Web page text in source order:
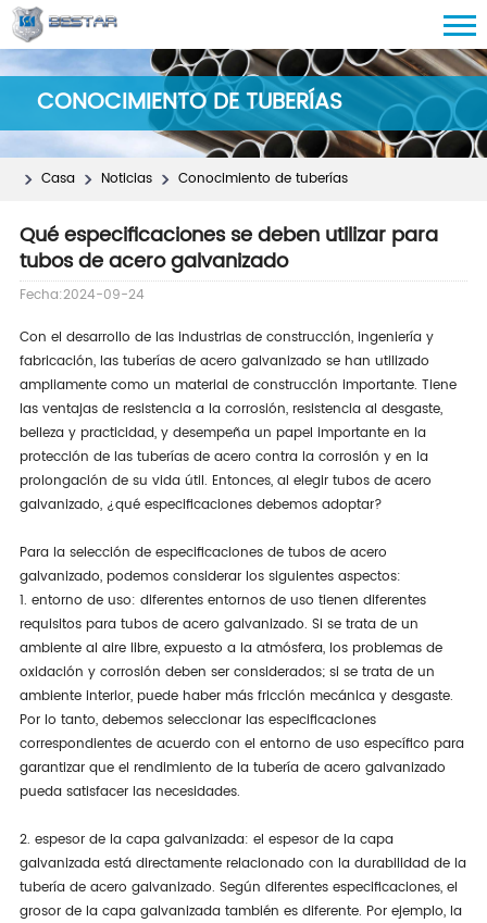
CONOCIMIENTO DE TUBERÍAS
Casa Noticias Conocimiento de tuberías
Qué especificaciones se deben utilizar para
tubos de acero galvanizado
Fecha:2024-09-24
Con el desarrollo de las industrias de construcción, ingeniería y
fabricación, las tuberías de acero galvanizado se han utilizado
ampliamente como un material de construcción importante. Tiene
las ventajas de resistencia a la corrosión, resistencia al desgaste,
belleza y practicidad, y desempeña un papel importante en la
protección de las tuberías de acero contra la corrosión y en la
prolongación de su vida útil. Entonces, al elegir tubos de acero
galvanizado, ¿qué especificaciones debemos adoptar?
Para la selección de especificaciones de tubos de acero
galvanizado, podemos considerar los siguientes aspectos:
1. entorno de uso: diferentes entornos de uso tienen diferentes
requisitos para tubos de acero galvanizado. Si se trata de un
ambiente al aire libre, expuesto a la atmósfera, los problemas de
oxidación y corrosión deben ser considerados; si se trata de un
ambiente interior, puede haber más fricción mecánica y desgaste.
Por lo tanto, debemos seleccionar las especificaciones
correspondientes de acuerdo con el entorno de uso específico para
garantizar que el rendimiento de la tubería de acero galvanizado
pueda satisfacer las necesidades.
2. espesor de la capa galvanizada: el espesor de la capa
galvanizada está directamente relacionado con la durabilidad de la
tubería de acero galvanizado. Según diferentes especificaciones, el
grosor de la capa galvanizada también es diferente. Por ejemplo, la